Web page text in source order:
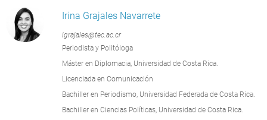
Irina Grajales Navarrete
igrajales@tec.ac.cr
Periodista y Politóloga
Máster en Diplomacia, Universidad de Costa Rica.
Licenciada en Comunicación
Bachiller en Periodismo, Universidad Federada de Costa Rica.
Bachiller en Ciencias Políticas, Universidad de Costa Rica.